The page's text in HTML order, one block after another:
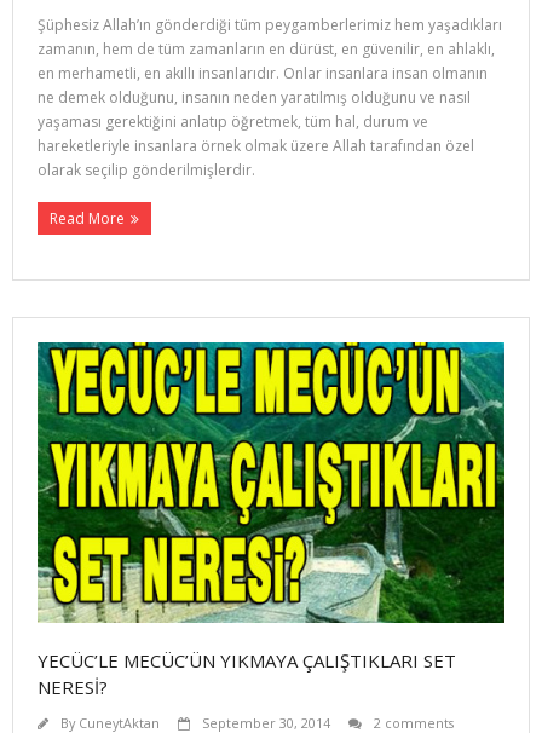
Şüphesiz Allah’ın gönderdiği tüm peygamberlerimiz hem yaşadıkları
zamanın, hem de tüm zamanların en dürüst, en güvenilir, en ahlaklı,
en merhametli, en akıllı insanlarıdır. Onlar insanlara insan olmanın
ne demek olduğunu, insanın neden yaratılmış olduğunu ve nasıl
yaşaması gerektiğini anlatıp öğretmek, tüm hal, durum ve
hareketleriyle insanlara örnek olmak üzere Allah tarafından özel
olarak seçilip gönde­rilmişlerdir.
Read More
YECÜC’LE MECÜC’ÜN YIKMAYA ÇALIŞTIKLARI SET
NERESİ?
By CuneytAktan September 30, 2014
2 comments